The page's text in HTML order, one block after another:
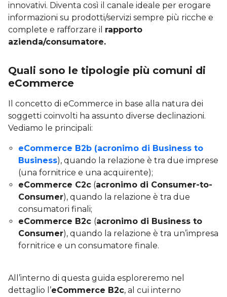
innovativi. Diventa così il canale ideale per erogare
informazioni su prodotti/servizi sempre più ricche e
complete e rafforzare il rapporto
azienda/consumatore.
Quali sono le tipologie più comuni di
eCommerce
Il concetto di eCommerce in base alla natura dei
soggetti coinvolti ha assunto diverse declinazioni.
Vediamo le principali:
eCommerce B2b (acronimo di Business to
Business), quando la relazione è tra due imprese
(una fornitrice e una acquirente);
eCommerce C2c (acronimo di Consumer-to-
Consumer), quando la relazione è tra due
consumatori finali;
eCommerce B2c (acronimo di Business to
Consumer), quando la relazione è tra un’impresa
fornitrice e un consumatore finale.
All’interno di questa guida esploreremo nel
dettaglio l’eCommerce B2c, al cui interno